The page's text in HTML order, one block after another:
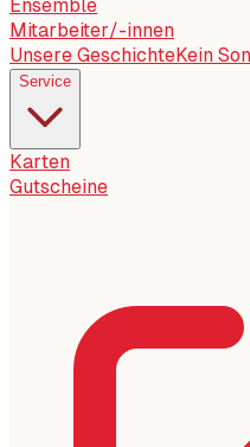
Ensemble
Mitarbeiter/-innen
Unsere GeschichteKein
Service
Karten
Gutscheine